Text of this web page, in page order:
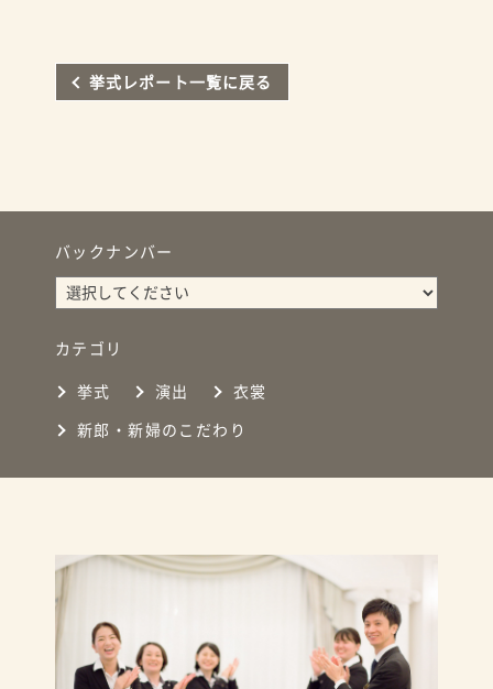
挙式レポート一覧に戻る
バックナンバー
カテゴリ
挙式 演出 衣裳
新郎・新婦のこだわり